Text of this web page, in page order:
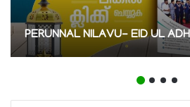
PERUNNAL NILAVU- EID UL